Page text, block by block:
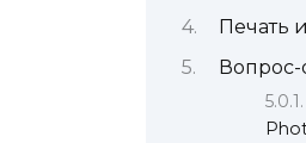
Печать
Вопрос-